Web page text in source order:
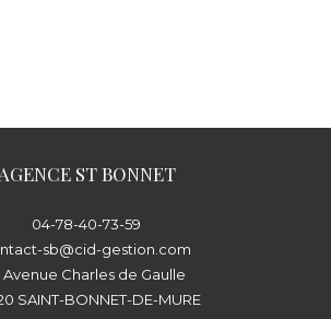
AGENCE ST BONNET
04-78-40-73-59
sb@cid-gestion.com
Avenue Charles de Gaulle
SAINT-BONNET-DE-MURE